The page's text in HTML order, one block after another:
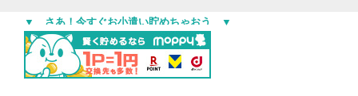
▼ さあ！今すぐお小遣い貯めちゃおう ▼